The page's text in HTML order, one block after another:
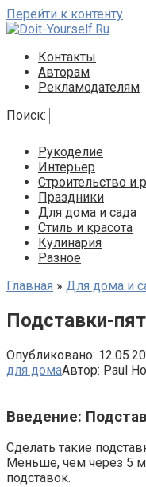
Перейти к контенту
Контакты
Авторам
Рекламодателям
Поиск:
Рукоделие
Интерьер
Строительство и
Праздники
Для дома и сада
Стиль и красота
Кулинария
Разное
Главная » Для дома и
Подставки-
Опубликовано:
для домаАвтор: Paul
Введение:
Сделать такие
Меньше, чем через 5
подставок.